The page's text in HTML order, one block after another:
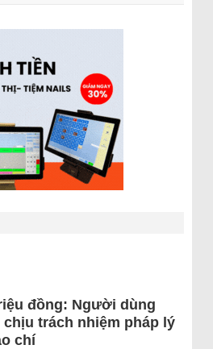
đồng: Người dùng
trách nhiệm pháp lý
chí